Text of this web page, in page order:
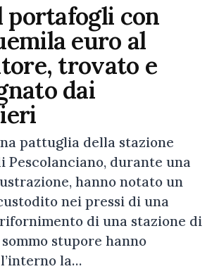
portafogli con
euro al
trovato e
dai
pattuglia della stazione
Pescolanciano, durante una
hanno notato un
nei pressi di una
di una stazione di
stupore hanno
la…